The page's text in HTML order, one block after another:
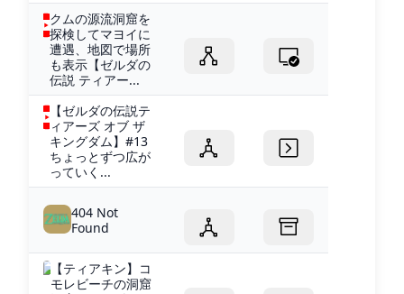
クムの源流洞窟を
探検してマヨイに
遭遇、地図で場所
も表示【ゼルダの
伝説 ティアー...
【ゼルダの伝説テ
ィアーズ オブ ザ
キングダム】#13
ちょっとずつ広が
っていく...
404 Not
Found
【ティアキン】コ
モレビーチの洞窟